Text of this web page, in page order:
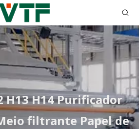
H13 H14 Purificador
filtrante Papel de